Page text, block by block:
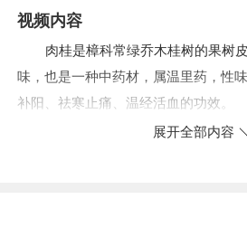
视频内容
肉桂是樟科常绿乔木桂树的果树
味，也是一种中药材，属温里药，性
补阳、祛寒止痛、温经活血的功效。
肉桂多与其他药物配伍使用，可
展开全部内容